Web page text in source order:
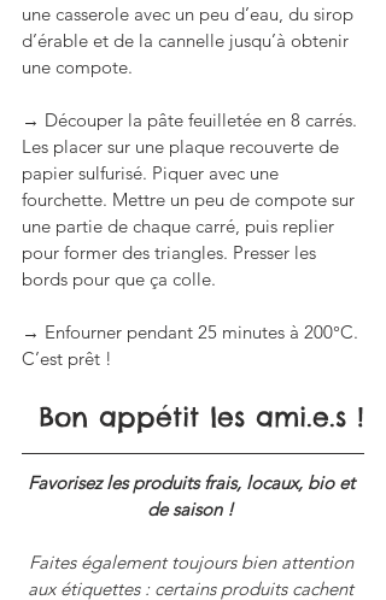
une casserole avec un peu d’eau, du sirop
d’érable et de la cannelle jusqu’à obtenir
une compote.
→ Découper la pâte feuilletée en 8 carrés.
Les placer sur une plaque recouverte de
papier sulfurisé. Piquer avec une
fourchette. Mettre un peu de compote sur
une partie de chaque carré, puis replier
pour former des triangles. Presser les
bords pour que ça colle.
→ Enfourner pendant 25 minutes à 200°C.
C’est prêt !
Bon appétit les ami.e.s !
Favorisez les produits frais, locaux, bio et
de saison !
Faites également toujours bien attention
aux étiquettes : certains produits cachent